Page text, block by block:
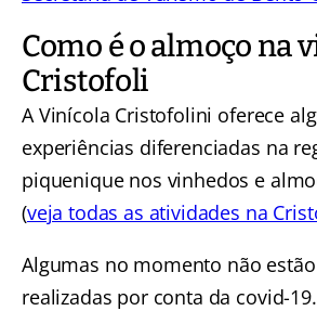
Como é o almoço na
Cristofoli
A Vinícola Cristofolini oferece
experiências diferenciadas na
piquenique nos vinhedos e
(veja todas as atividades na
Algumas no momento não
realizadas por conta da covid-19.